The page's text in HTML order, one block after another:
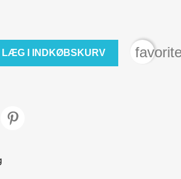
LÆG I INDKØBSKURV